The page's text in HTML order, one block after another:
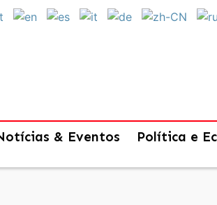
& Eventos Política e